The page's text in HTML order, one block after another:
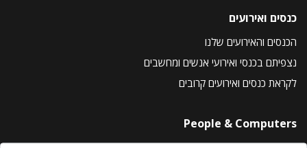
כנסים ואירועים
הכנסים והאירועים שלנו
נצפיתם בכנסי ואירועי אנשים ומחשבים
לקראת כנסים ואירועים קרובים
People & Computers